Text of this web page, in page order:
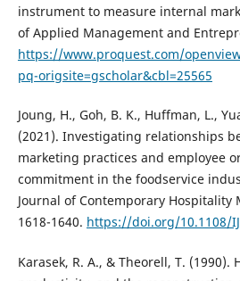
instrument to measure internal
of Applied Management and
https://www.proquest.com/
pq-origsite=gscholar&cbl=25565
Joung, H., Goh, B. K., Huffman, L.,
(2021). Investigating relationships
marketing practices and employee
commitment in the foodservice
Journal of Contemporary Hospitality
1618-1640. https://doi.org/10.1108/
Karasek, R. A., & Theorell, T. (1990).